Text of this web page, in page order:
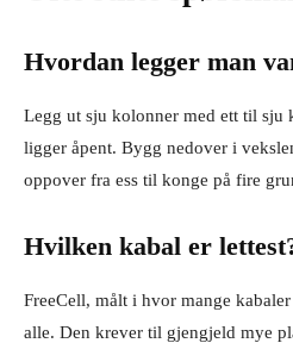
Hvordan legger man
Legg ut sju kolonner med ett til sju
ligger åpent. Bygg nedover i
oppover fra ess til konge på fire
Hvilken kabal er
FreeCell, målt i hvor mange
alle. Den krever til gjengjeld mye